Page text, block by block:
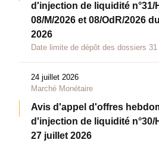
d'injection de liquidité n°31/
08/M/2026 et 08/OdR/2026
2026
Date limite de dépôt des dossiers
24 juillet 2026
Marché Monétaire
Avis d'appel d'offres
d'injection de liquidité n°30/
27 juillet 2026